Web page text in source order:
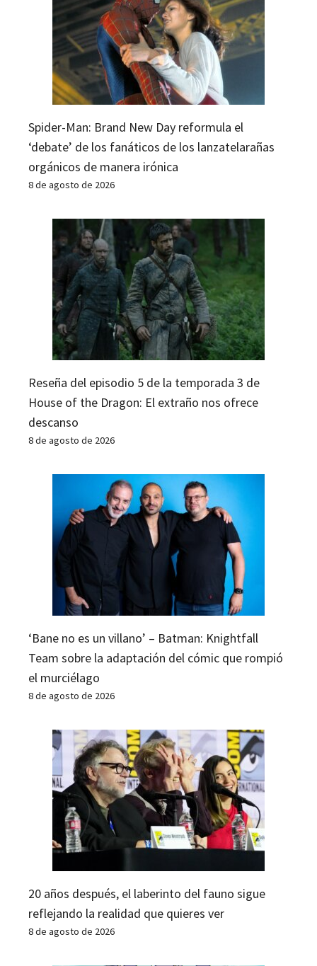
Spider-Man: Brand New Day reformula el
‘debate’ de los fanáticos de los lanzatelarañas
orgánicos de manera irónica
8 de agosto de 2026
Reseña del episodio 5 de la temporada 3 de
House of the Dragon: El extraño nos ofrece
descanso
8 de agosto de 2026
‘Bane no es un villano’ – Batman: Knightfall
Team sobre la adaptación del cómic que rompió
el murciélago
8 de agosto de 2026
20 años después, el laberinto del fauno sigue
reflejando la realidad que quieres ver
8 de agosto de 2026